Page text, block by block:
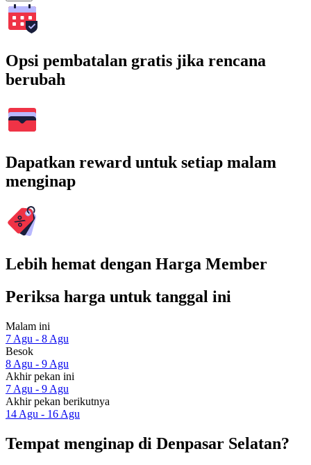
Opsi pembatalan gratis jika rencana
berubah
Dapatkan reward untuk setiap malam
menginap
Lebih hemat dengan Harga Member
Periksa harga untuk tanggal ini
Malam ini
7 Agu - 8 Agu
Besok
8 Agu - 9 Agu
Akhir pekan ini
7 Agu - 9 Agu
Akhir pekan berikutnya
14 Agu - 16 Agu
Tempat menginap di Denpasar Selatan?